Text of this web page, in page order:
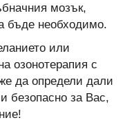
мозък,
бъде необходимо.
или
озонотерапия с
да определи дали
безопасно за Вас,